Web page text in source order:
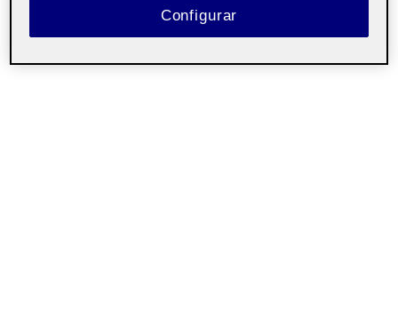
Configurar